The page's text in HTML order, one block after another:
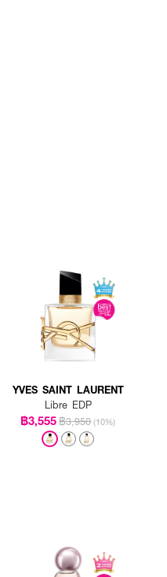
YVES SAINT LAURENT
Libre EDP
฿3,555฿3,950 (10%)